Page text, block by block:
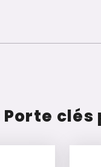
Porte